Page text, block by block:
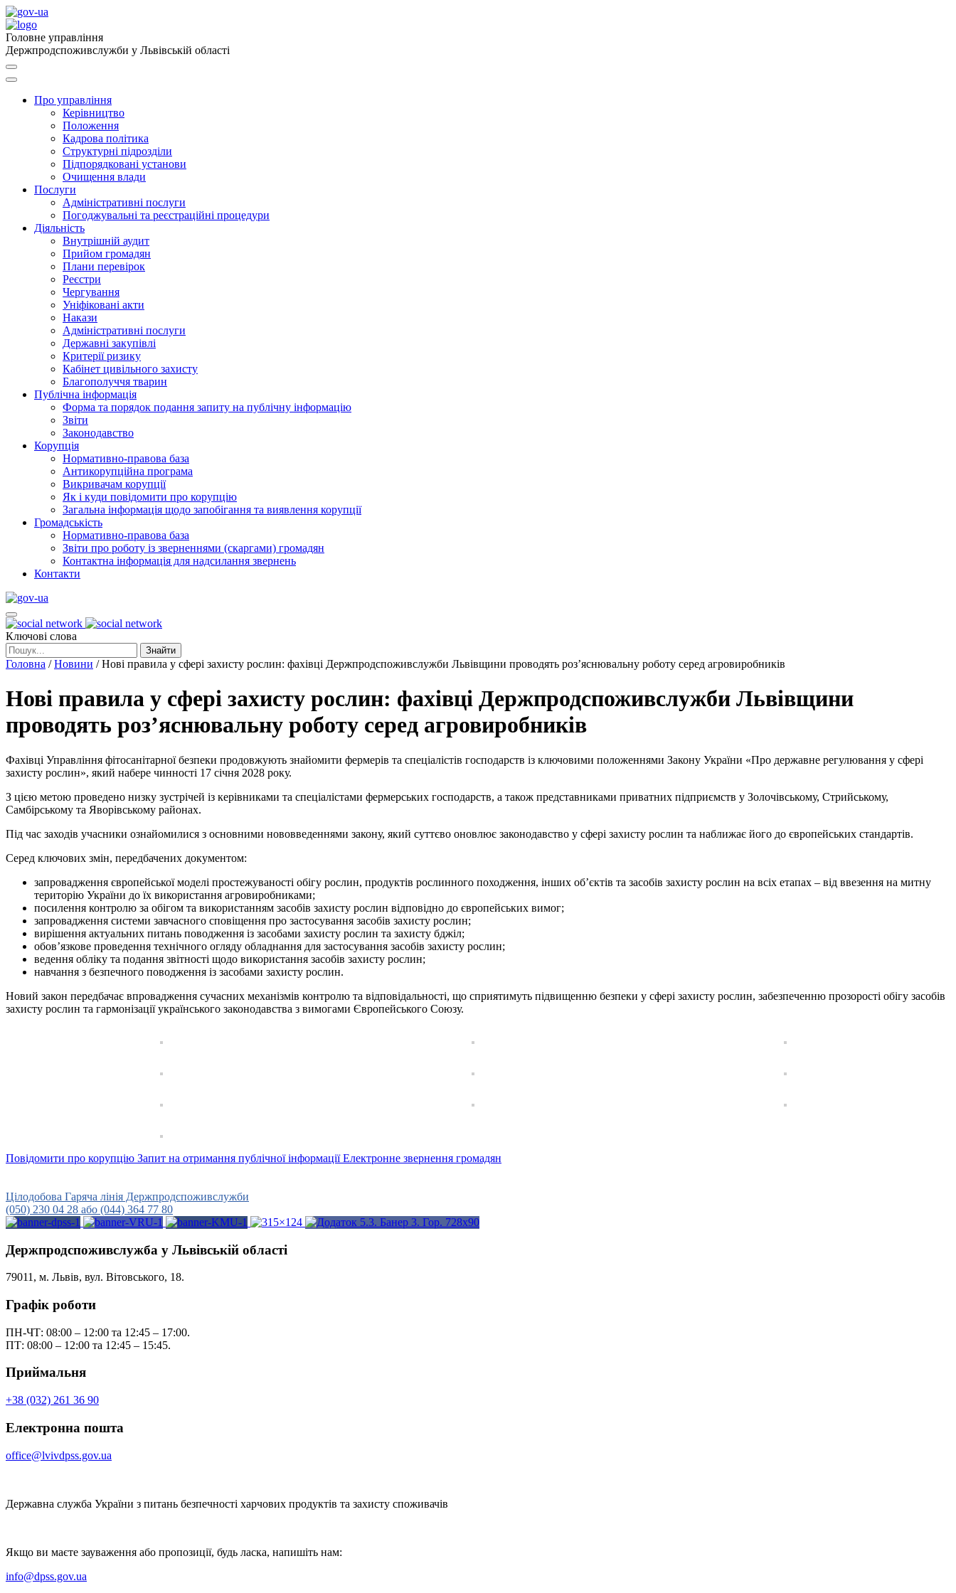
Головне управління
Держпродспоживслужби у Львівській області
Про управління
Керівництво
Положення
Кадрова політика
Структурні підрозділи
Підпорядковані установи
Очищення влади
Послуги
Адміністративні послуги
Погоджувальні та реєстраційні процедури
Діяльність
Внутрішній аудит
Прийом громадян
Плани перевірок
Реєстри
Чергування
Уніфіковані акти
Накази
Адміністративні послуги
Державні закупівлі
Критерії ризику
Кабінет цивільного захисту
Благополуччя тварин
Публічна інформація
Форма та порядок подання запиту на публічну інформацію
Звіти
Законодавство
Корупція
Нормативно-правова база
Антикорупційна програма
Викривачам корупції
Як і куди повідомити про корупцію
Загальна інформація щодо запобігання та виявлення корупції
Громадськість
Нормативно-правова база
Звіти про роботу із зверненнями (скаргами) громадян
Контактна інформація для надсилання звернень
Контакти
Ключові слова
Знайти
Головна /Новини /Нові правила у сфері захисту рослин: фахівці Держпродспоживслужби Львівщини проводять роз’яснювальну роботу серед агровиробників
Нові правила у сфері захисту рослин: фахівці Держпродспоживслужби Львівщини
проводять роз’яснювальну роботу серед агровиробників
Фахівці Управління фітосанітарної безпеки продовжують знайомити фермерів та спеціалістів господарств із ключовими положеннями Закону України «Про державне регулювання у сфері
захисту рослин», який набере чинності 17 січня 2028 року.
З цією метою проведено низку зустрічей із керівниками та спеціалістами фермерських господарств, а також представниками приватних підприємств у Золочівському, Стрийському,
Самбірському та Яворівському районах.
Під час заходів учасники ознайомилися з основними нововведеннями закону, який суттєво оновлює законодавство у сфері захисту рослин та наближає його до європейських стандартів.
Серед ключових змін, передбачених документом:
запровадження європейської моделі простежуваності обігу рослин, продуктів рослинного походження, інших об’єктів та засобів захисту рослин на всіх етапах – від ввезення на митну
територію України до їх використання агровиробниками;
посилення контролю за обігом та використанням засобів захисту рослин відповідно до європейських вимог;
запровадження системи завчасного сповіщення про застосування засобів захисту рослин;
вирішення актуальних питань поводження із засобами захисту рослин та захисту бджіл;
обов’язкове проведення технічного огляду обладнання для застосування засобів захисту рослин;
ведення обліку та подання звітності щодо використання засобів захисту рослин;
навчання з безпечного поводження із засобами захисту рослин.
Новий закон передбачає впровадження сучасних механізмів контролю та відповідальності, що сприятимуть підвищенню безпеки у сфері захисту рослин, забезпеченню прозорості обігу засобів
захисту рослин та гармонізації українського законодавства з вимогами Європейського Союзу.
Повідомити про корупцію Запит на отримання публічної інформаціїЕлектронне звернення громадян
Цілодобова Гаряча лінія Держпродспоживслужби
(050) 230 04 28 або (044) 364 77 80
Держпродспоживслужба у Львівській області
79011, м. Львів, вул. Вітовського, 18.
Графік роботи
ПН-ЧТ: 08:00 – 12:00 та 12:45 – 17:00.
ПТ: 08:00 – 12:00 та 12:45 – 15:45.
Приймальня
+38 (032) 261 36 90
Електронна пошта
office@lvivdpss.gov.ua
Державна служба України з питань безпечності харчових продуктів та захисту споживачів
Якщо ви маєте зауваження або пропозиції, будь ласка, напишіть нам:
info@dpss.gov.ua